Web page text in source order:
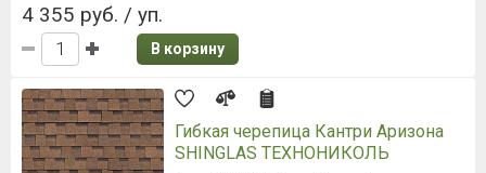
4 355 руб. / уп.
В корзину
Гибкая черепица Кантри Аризона
SHINGLAS ТЕХНОНИКОЛЬ